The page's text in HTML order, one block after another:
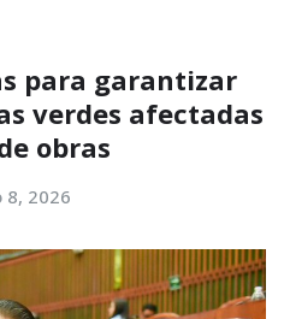
para garantizar
verdes afectadas
obras
8, 2026